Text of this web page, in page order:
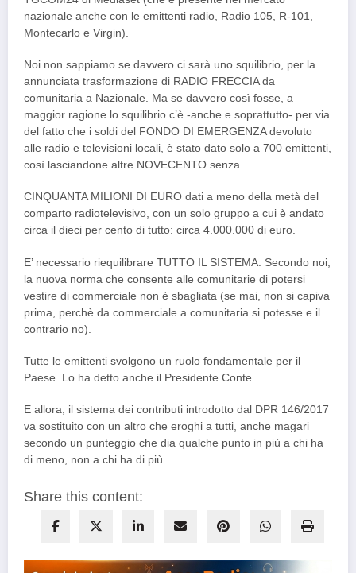
nazionale anche con le emittenti radio, Radio 105, R-101,
Montecarlo e Virgin).
Noi non sappiamo se davvero ci sarà uno squilibrio, per la
annunciata trasformazione di RADIO FRECCIA da
comunitaria a Nazionale. Ma se davvero così fosse, a
maggior ragione lo squilibrio c’è -anche e soprattutto- per via
del fatto che i soldi del FONDO DI EMERGENZA devoluto
alle radio e televisioni locali, è stato dato solo a 700 emittenti,
così lasciandone altre NOVECENTO senza.
CINQUANTA MILIONI DI EURO dati a meno della metà del
comparto radiotelevisivo, con un solo gruppo a cui è andato
circa il dieci per cento di tutto: circa 4.000.000 di euro.
E’ necessario riequilibrare TUTTO IL SISTEMA. Secondo noi,
la nuova norma che consente alle comunitarie di potersi
vestire di commerciale non è sbagliata (se mai, non si capiva
prima, perchè da commerciale a comunitaria si potesse e il
contrario no).
Tutte le emittenti svolgono un ruolo fondamentale per il
Paese. Lo ha detto anche il Presidente Conte.
E allora, il sistema dei contributi introdotto dal DPR 146/2017
va sostituito con un altro che eroghi a tutti, anche magari
secondo un punteggio che dia qualche punto in più a chi ha
di meno, non a chi ha di più.
Share this content: